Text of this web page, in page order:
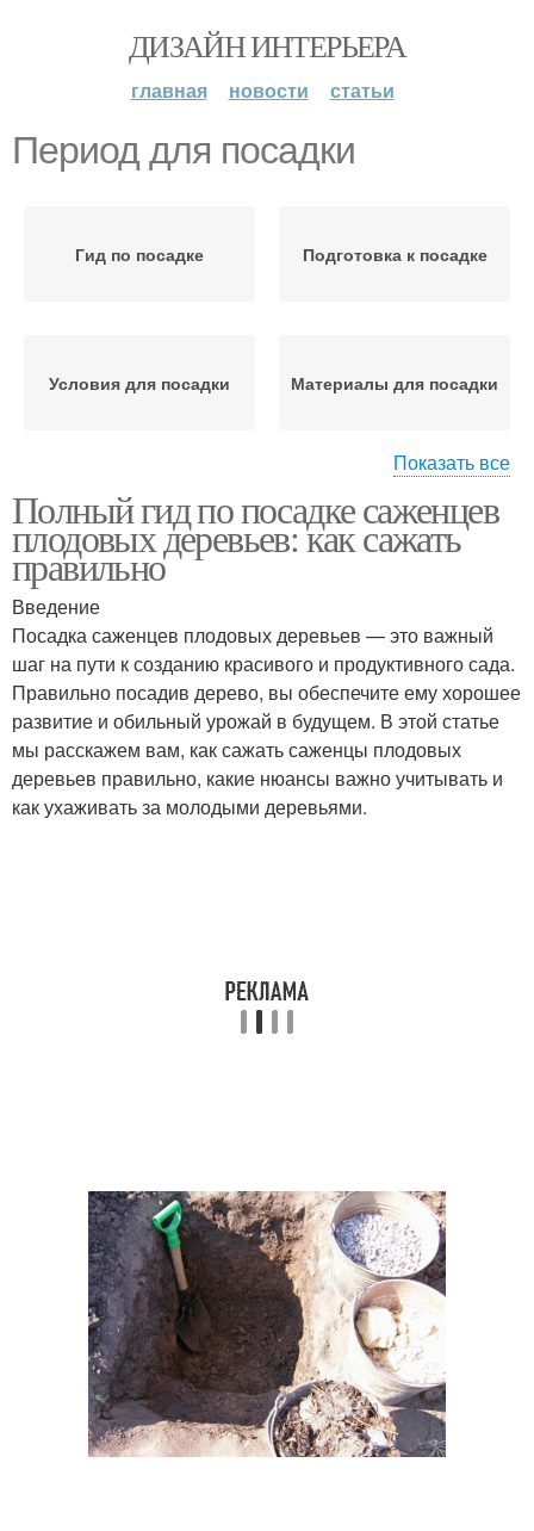
ДИЗАЙН ИНТЕРЬЕРА
главная новости статьи
Период для посадки
Гид по посадке Подготовка к посадке
Условия для посадки Материалы для посадки
Место для посадки
посадкой
Показать все
Полный гид по посадке саженцев
плодовых деревьев: как сажать
правильно
Введение
Посадка саженцев плодовых деревьев — это важный
шаг на пути к созданию красивого и продуктивного сада.
Правильно посадив дерево, вы обеспечите ему хорошее
развитие и обильный урожай в будущем. В этой статье
мы расскажем вам, как сажать саженцы плодовых
деревьев правильно, какие нюансы важно учитывать и
как ухаживать за молодыми деревьями.